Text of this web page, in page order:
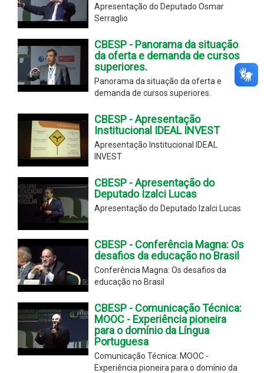
Apresentação do Deputado Osmar
Serraglio
CBESP - Panorama da situação
da oferta e demanda de cursos
superiores.
Panorama da situação da oferta e
demanda de cursos superiores.
CBESP - Apresentação
Institucional IDEAL INVEST
Apresentação Institucional IDEAL
INVEST
CBESP - Apresentação do
Deputado Izalci Lucas
Apresentação do Deputado Izalci Lucas
CBESP - Conferência Magna: Os
desafios da educação no Brasil
Conferência Magna: Os desafios da
educação no Brasil
CBESP - Comunicação Técnica:
MOOC - Experiência pioneira
para o domínio da Língua
Portuguesa
Comunicação Técnica: MOOC -
Experiência pioneira para o domínio da